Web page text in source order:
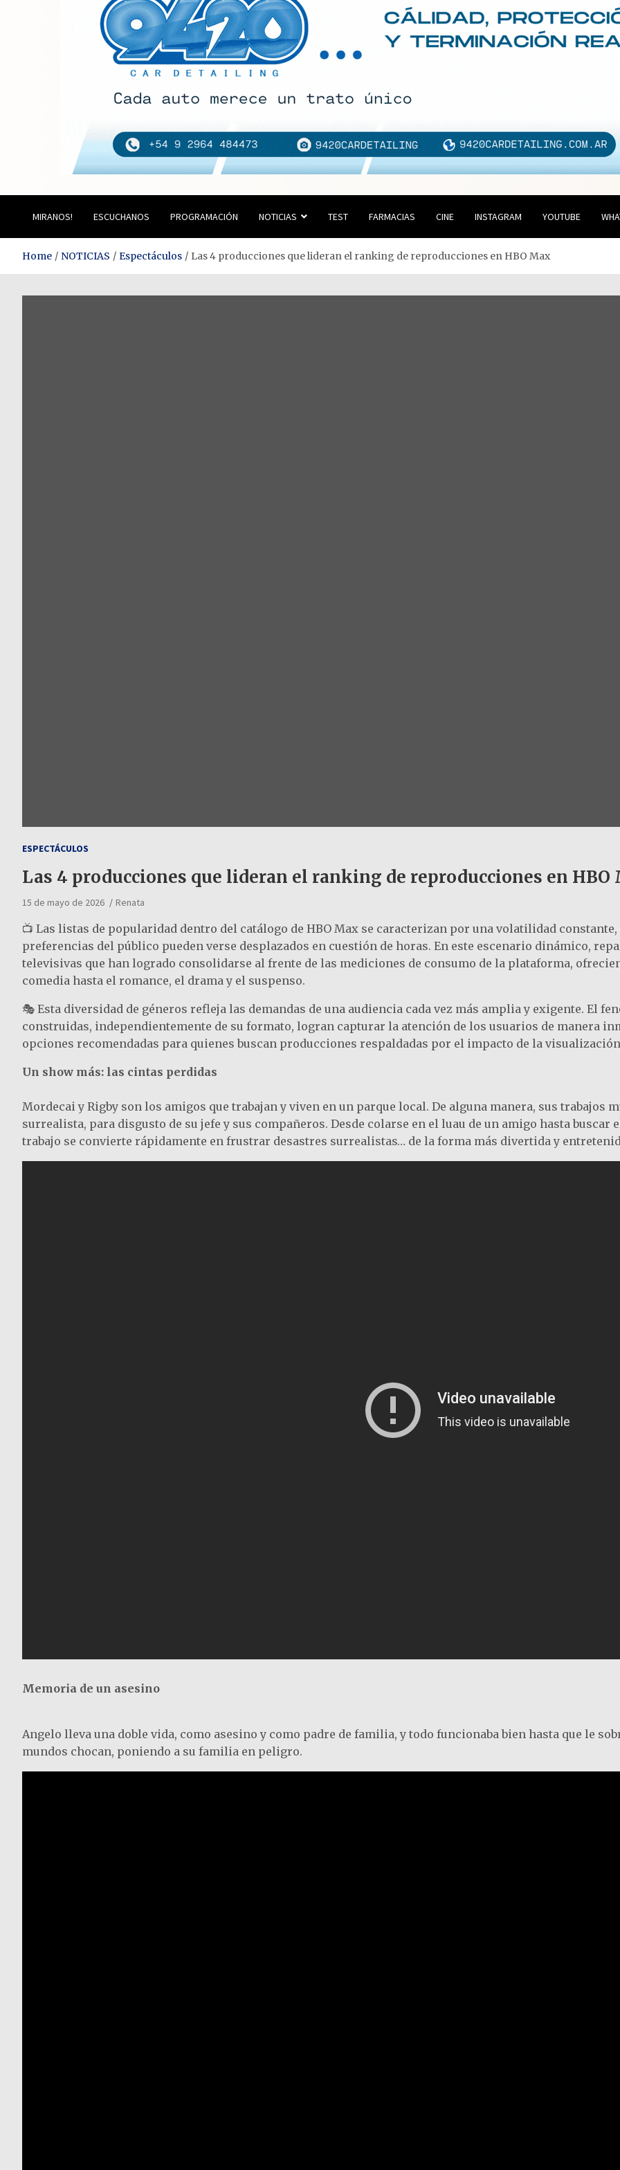
Estación del Siglo
MIRANOS! ESCUCHANOS PROGRAMACIÓN NOTICIAS TEST FARMACIAS CINE INSTAGRAM YOUTUBE
Home NOTICIAS Espectáculos Las 4 producciones que lideran el ranking de reproducciones en HBO Max
ESPECTÁCULOS
Las 4 producciones que lideran el ranking de reproducciones en HBO
15 de mayo de 2026 Renata
📺 Las listas de popularidad dentro del catálogo de HBO Max se caracterizan por una volatilidad
preferencias del público pueden verse desplazados en cuestión de horas. En este escenario dinámico,
televisivas que han logrado consolidarse al frente de las mediciones de consumo de la plataforma,
comedia hasta el romance, el drama y el suspenso.
🎭 Esta diversidad de géneros refleja las demandas de una audiencia cada vez más amplia y exigente. El
construidas, independientemente de su formato, logran capturar la atención de los usuarios de manera
opciones recomendadas para quienes buscan producciones respaldadas por el impacto de la
Un show más: las cintas perdidas
Mordecai y Rigby son los amigos que trabajan y viven en un parque local. De alguna manera, sus trabajos
surrealista, para disgusto de su jefe y sus compañeros. Desde colarse en el luau de un amigo hasta
trabajo se convierte rápidamente en frustrar desastres surrealistas… de la forma más divertida y
Memoria de un asesino
Angelo lleva una doble vida, como asesino y como padre de familia, y todo funcionaba bien hasta que le
mundos chocan, poniendo a su familia en peligro.